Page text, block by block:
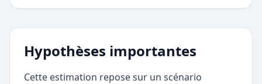
Hypothèses importantes
Cette estimation repose sur un scénario